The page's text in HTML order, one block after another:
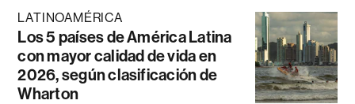
LATINOAMÉRICA
Los 5 países de América Latina
con mayor calidad de vida en
2026, según clasificación de
Wharton